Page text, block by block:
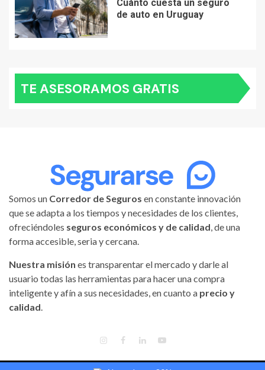
Cuánto cuesta un seguro
de auto en Uruguay
TE ASESORAMOS GRATIS
Somos un Corredor de Seguros en constante innovación
que se adapta a los tiempos y necesidades de los clientes,
ofreciéndoles seguros económicos y de calidad, de una
forma accesible, seria y cercana.
Nuestra misión es transparentar el mercado y darle al
usuario todas las herramientas para hacer una compra
inteligente y afín a sus necesidades, en cuanto a precio y
calidad.
INSTAGRAM
FACEBOOK
LINKEDIN
YOUTUBE